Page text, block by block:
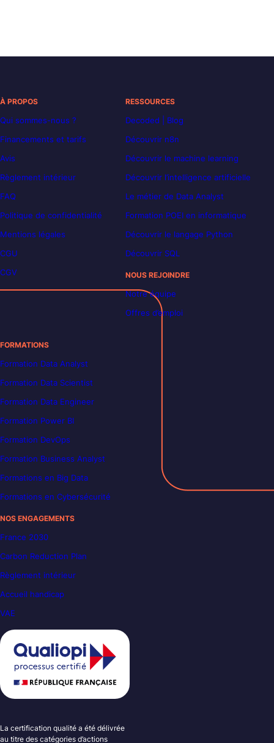
À PROPOS
Qui sommes-nous ?
Financements et tarifs
Avis
Règlement intérieur
FAQ
Politique de confidentialité
Mentions légales
CGU
CGV
RESSOURCES
Decoded | Blog
Découvrir n8n
Découvrir le machine learning
Découvrir l’intelligence artificielle
Le métier de Data Analyst
Formation POEI en informatique
Découvrir le langage Python
Découvrir SQL
NOUS REJOINDRE
Notre équipe
Offres d’emploi
FORMATIONS
Formation Data Analyst
Formation Data Scientist
Formation Data Engineer
Formation Power BI
Formation DevOps
Formation Business Analyst
Formations en Big Data
Formations en Cybersécurité
NOS ENGAGEMENTS
France 2030
Carbon Reduction Plan
Règlement intérieur
Accueil handicap
VAE
La certification qualité a été délivrée
au titre des catégories d’actions